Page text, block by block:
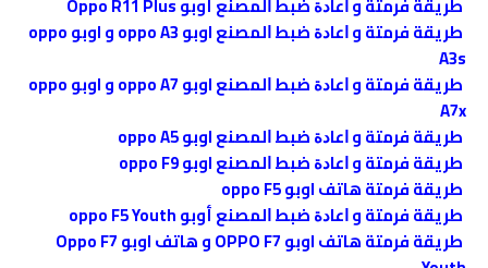
طريقة فرمتة و ﺍﻋﺎﺩﺓ ﺿﺒﻂ ﺍﻟﻤﺼﻨﻊ اوبو oppo A3 و اوبو oppo
A3s
طريقة فرمتة و ﺍﻋﺎﺩﺓ ﺿﺒﻂ ﺍﻟﻤﺼﻨﻊ اوبو oppo A7 و اوبو oppo
A7x
طريقة فرمتة و ﺍﻋﺎﺩﺓ ﺿﺒﻂ ﺍﻟﻤﺼﻨﻊ اوبو oppo A5
طريقة فرمتة و ﺍﻋﺎﺩﺓ ﺿﺒﻂ ﺍﻟﻤﺼﻨﻊ اوبو oppo F9
طريقة فرمتة هاتف اوبو oppo F5
طريقة فرمتة و ﺍﻋﺎﺩﺓ ﺿﺒﻂ ﺍﻟﻤﺼﻨﻊ أوبو oppo F5 Youth
طريقة فرمتة هاتف اوبو OPPO F7 و هاتف اوبو Oppo F7